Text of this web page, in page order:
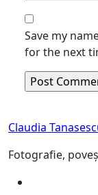
Save my
for the next
Claudia
Fotografie,